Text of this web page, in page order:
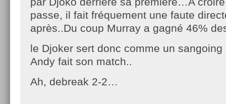
passe, il fait fréquement une faute
après..Du coup Murray a gagné 46%
le Djoker sert donc comme un
Andy fait son match..
Ah, debreak 2-2…